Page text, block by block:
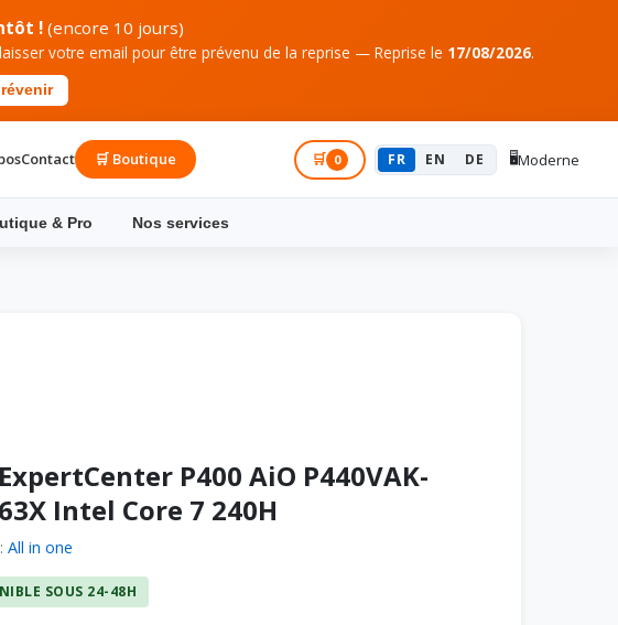
!(encore 10 jours)
votre email pour être prévenu de la reprise — Reprise le 17/08/2026.
Contact 🛒 Boutique 🛒 0 FR EN DE 🖥️Moderne
& Pro Nos services
P400 AiO P440VAK-
Intel Core 7 240H
All in one
SOUS 24-48H